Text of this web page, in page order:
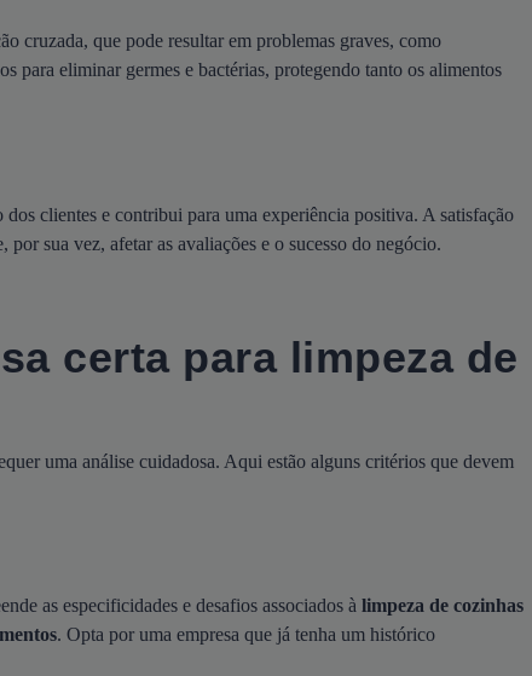
cruzada, que pode resultar em problemas graves, como
para eliminar germes e bactérias, protegendo tanto os alimentos
clientes e contribui para uma experiência positiva. A satisfação
sua vez, afetar as avaliações e o sucesso do negócio.
certa para limpeza de
uma análise cuidadosa. Aqui estão alguns critérios que devem
as especificidades e desafios associados à limpeza de cozinhas
. Opta por uma empresa que já tenha um histórico